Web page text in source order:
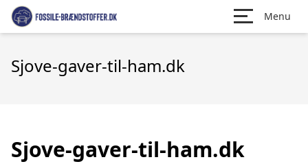
Menu
Sjove-gaver-til-ham.dk
Sjove-gaver-til-ham.dk